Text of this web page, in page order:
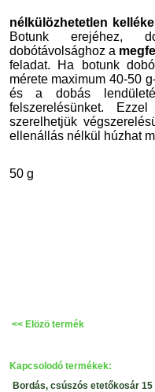
nélkülözhetetlen
Botunk erejéhez,
dobótávolsághoz a
feladat. Ha botunk
mérete maximum 40-50
és a dobás
felszerelésünket.
szerelhetjük
ellenállás nélkül húzhat
50 g
<< Elözö termék
Kapcsolodó termékek:
Bordás, csúszós etetőkosár 15